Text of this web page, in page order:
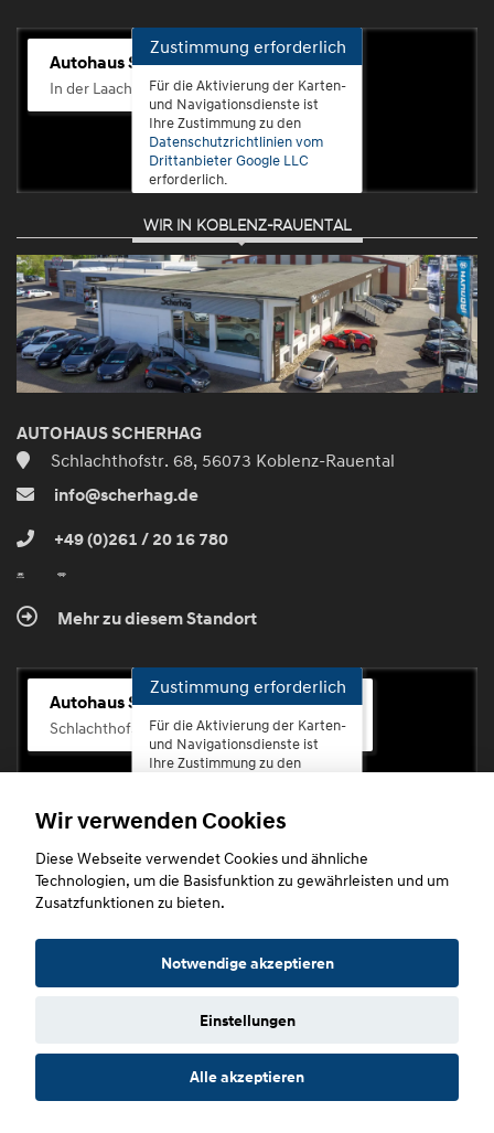
Autohaus Scherhag
In der Laach 76, 56072 Koblenz-Güls
Zustimmung erforderlich
Für die Aktivierung der Karten-
und Navigationsdienste ist
Ihre Zustimmung zu den
Datenschutzrichtlinien vom
Drittanbieter Google LLC
erforderlich.
Zustimmen
und
aktivieren
WIR IN KOBLENZ-RAUENTAL
AUTOHAUS SCHERHAG
Schlachthofstr. 68, 56073 Koblenz-Rauental
info@scherhag.de
+49 (0)261 / 20 16 780
Mehr zu diesem Standort
Autohaus Scherhag
Schlachthofstr. 68, 56073 Koblenz-Rauental
Zustimmung erforderlich
Für die Aktivierung der Karten-
und Navigationsdienste ist
Ihre Zustimmung zu den
erforderlich.
Zustimmen
Copyright © 2026. Autohaus Scherhag
Datenschutz Impressum
Wir verwenden Cookies
Diese Webseite verwendet Cookies und ähnliche
Technologien, um die Basisfunktion zu gewährleisten und um
Zusatzfunktionen zu bieten.
Notwendige akzeptieren
Einstellungen
Alle akzeptieren